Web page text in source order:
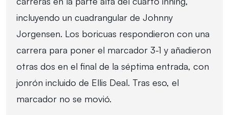
incluyendo un cuadrangular de Johnny
Jorgensen. Los boricuas respondieron con una
carrera para poner el marcador 3-1 y añadieron
otras dos en el final de la séptima entrada, con
jonrón incluido de Ellis Deal. Tras eso, el
marcador no se movió.